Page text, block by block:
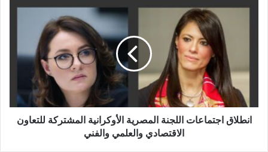
انطلاق
المشتركة
الاقتصادي
والعلمي
والفني
انطلاق اجتماعات اللجنة المصرية الأوكرانية المشتركة للتعاون
الاقتصادي والعلمي والفني